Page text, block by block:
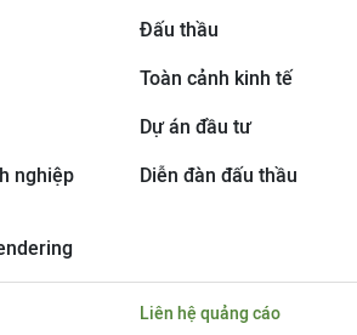
Đấu thầu
Toàn cảnh kinh tế
Dự án đầu tư
nghiệp Diễn đàn đấu thầu
Liên hệ quảng cáo